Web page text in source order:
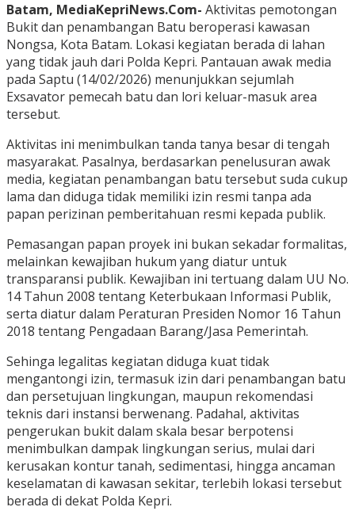
Batam, MediaKepriNews.Com- Aktivitas pemotongan
Bukit dan penambangan Batu beroperasi kawasan
Nongsa, Kota Batam. Lokasi kegiatan berada di lahan
yang tidak jauh dari Polda Kepri. Pantauan awak media
pada Saptu (14/02/2026) menunjukkan sejumlah
Exsavator pemecah batu dan lori keluar-masuk area
tersebut.
Aktivitas ini menimbulkan tanda tanya besar di tengah
masyarakat. Pasalnya, berdasarkan penelusuran awak
media, kegiatan penambangan batu tersebut suda cukup
lama dan diduga tidak memiliki izin resmi tanpa ada
papan perizinan pemberitahuan resmi kepada publik.
Pemasangan papan proyek ini bukan sekadar formalitas,
melainkan kewajiban hukum yang diatur untuk
transparansi publik. Kewajiban ini tertuang dalam UU No.
14 Tahun 2008 tentang Keterbukaan Informasi Publik,
serta diatur dalam Peraturan Presiden Nomor 16 Tahun
2018 tentang Pengadaan Barang/Jasa Pemerintah.
Sehinga legalitas kegiatan diduga kuat tidak
mengantongi izin, termasuk izin dari penambangan batu
dan persetujuan lingkungan, maupun rekomendasi
teknis dari instansi berwenang. Padahal, aktivitas
pengerukan bukit dalam skala besar berpotensi
menimbulkan dampak lingkungan serius, mulai dari
kerusakan kontur tanah, sedimentasi, hingga ancaman
keselamatan di kawasan sekitar, terlebih lokasi tersebut
berada di dekat Polda Kepri.